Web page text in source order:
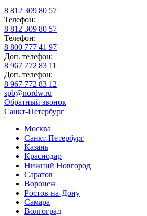
8 812 309 80 57
Телефон:
8 812 309 80 57
Телефон:
8 800 777 41 97
Доп. телефон:
8 967 772 83 11
Доп. телефон:
8 967 772 83 12
spb@nordw.ru
Обратный звонок
Санкт-Петербург
Москва
Санкт-Петербург
Казань
Краснодар
Нижний Новгород
Саратов
Воронеж
Ростов-на-Дону
Самара
Волгоград